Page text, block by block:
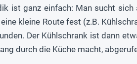
ist ganz einfach: Man sucht
kleine Route fest (z.B.
Der Kühlschrank ist dann
durch die Küche macht,